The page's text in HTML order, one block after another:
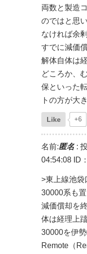
両数と製造
のではと思
なければ余
すでに減価
解体自体は
どころか、
保といった
トの方が大
Like +6
名前:匿名:
04:54:08 ID
>東上線池袋
30000系も
減価償却を
体は経理上
30000を伊
Remote（